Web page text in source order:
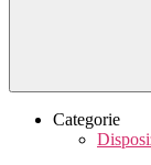
Categorie